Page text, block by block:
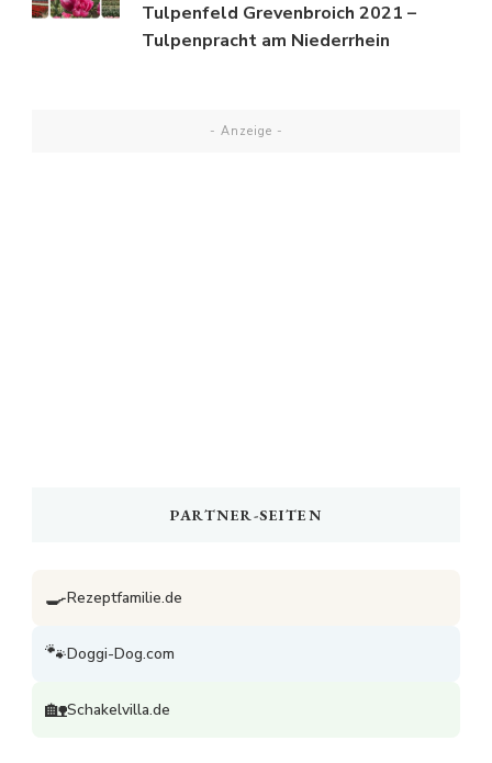
Tulpenfeld Grevenbroich 2021 –
Tulpenpracht am Niederrhein
- Anzeige -
PARTNER-SEITEN
🍳Rezeptfamilie.de
🐾Doggi-Dog.com
🏡Schakelvilla.de